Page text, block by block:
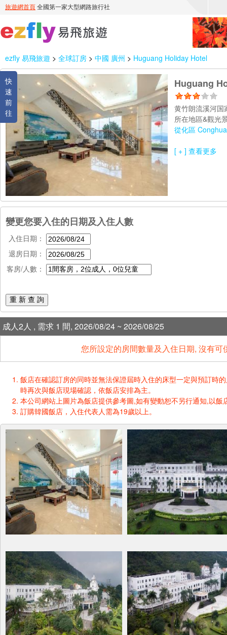
ezfly 易飛旅遊 > 全球訂房 > 中國 廣州 > Huguang Holiday Hotel
快
速
前
往
Huguang
黄竹朗流溪河
所在地區&觀光
從化區
[ + ] 查看更多
變更您要入住的日期及入住人數
入住日期：
退房日期：
客房/人數：
重 新 查 詢
成人2人 , 需求 1 間, 2026/08/24 ~ 2026/08/25
您所設定的房間數量及入住日期, 沒有
飯店在確認訂房的同時並無法保證屆時入住的床型一定與預訂時
時再次與飯店現場確認，依飯店安排為主。
本公司網站上圖片為飯店提供參考圖,如有變動恕不另行通知,以飯
訂購韓國飯店，入住代表人需為19歲以上。